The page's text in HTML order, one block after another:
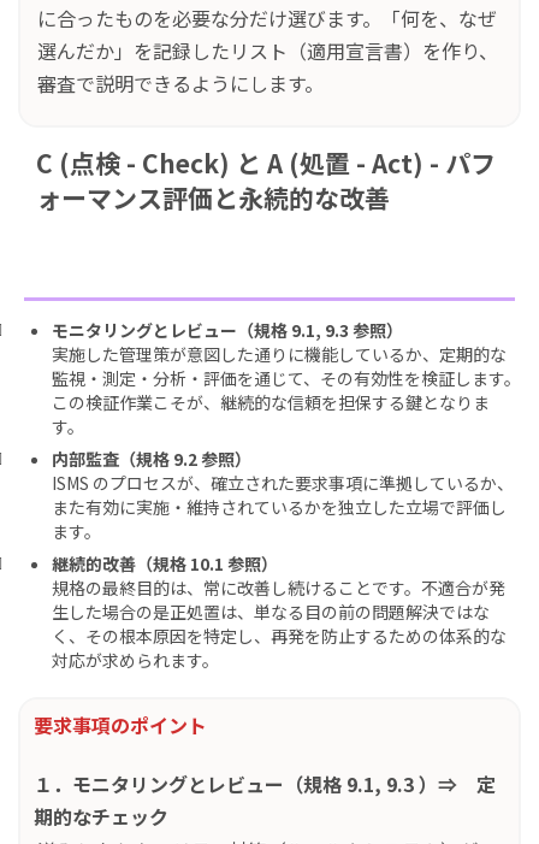
に合ったものを必要な分だけ選びます。「何を、なぜ
選んだか」を記録したリスト（適用宣言書）を作り、
審査で説明できるようにします。
C (点検 - Check) と A (処置 - Act) - パフ
ォーマンス評価と永続的な改善
モニタリングとレビュー（規格 9.1, 9.3 参照）
実施した管理策が意図した通りに機能しているか、定期的な
監視・測定・分析・評価を通じて、その有効性を検証します。
この検証作業こそが、継続的な信頼を担保する鍵となりま
す。
内部監査（規格 9.2 参照）
ISMS のプロセスが、確立された要求事項に準拠しているか、
また有効に実施・維持されているかを独立した立場で評価し
ます。
継続的改善（規格 10.1 参照）
規格の最終目的は、常に改善し続けることです。不適合が発
生した場合の是正処置は、単なる目の前の問題解決ではな
く、その根本原因を特定し、再発を防止するための体系的な
対応が求められます。
要求事項のポイント
１．モニタリングとレビュー（規格 9.1, 9.3 ）⇒ 定
期的なチェック